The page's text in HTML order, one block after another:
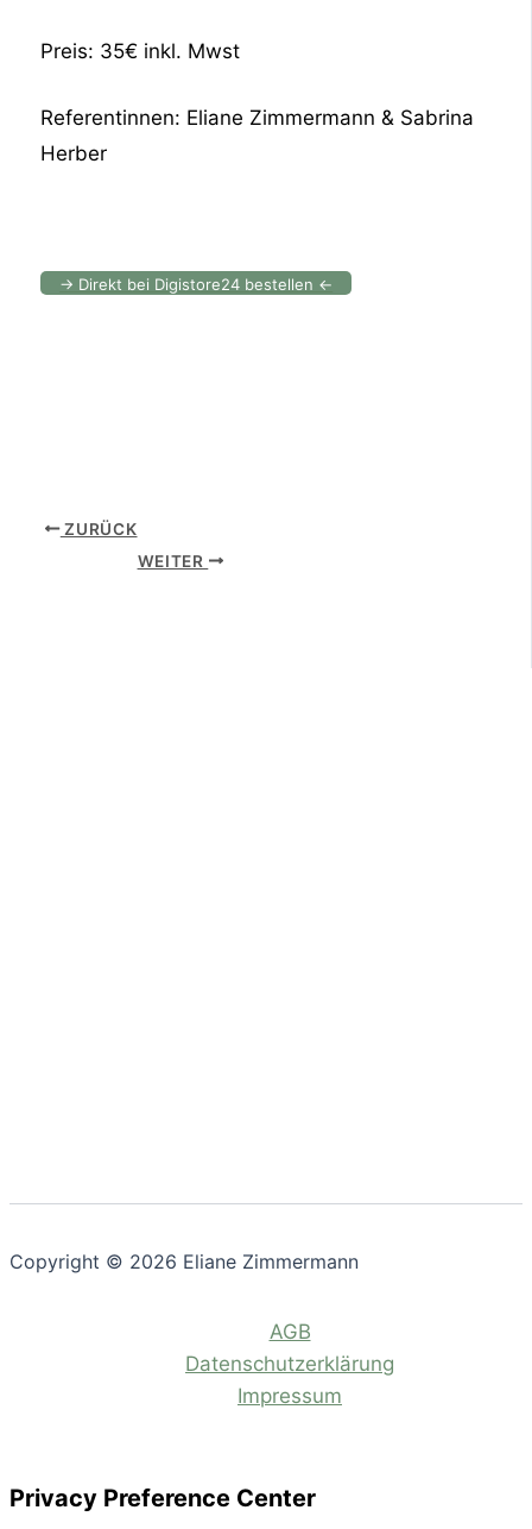
Preis: 35€ inkl. Mwst
Referentinnen: Eliane Zimmermann & Sabrina
Herber
→ Direkt bei Digistore24 bestellen ←
ZURÜCK
WEITER
Copyright © 2026 Eliane Zimmermann
AGB
Datenschutzerklärung
Impressum
Privacy Preference Center